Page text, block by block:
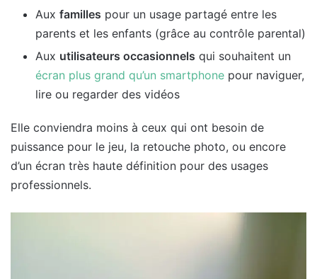
Aux familles pour un usage partagé entre les
parents et les enfants (grâce au contrôle parental)
Aux utilisateurs occasionnels qui souhaitent un
écran plus grand qu’un smartphone pour naviguer,
lire ou regarder des vidéos
Elle conviendra moins à ceux qui ont besoin de
puissance pour le jeu, la retouche photo, ou encore
d’un écran très haute définition pour des usages
professionnels.